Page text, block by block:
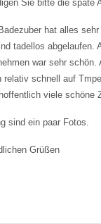
Sie bitte die späte
hat alles
tadellos abgelaufen.
war sehr
relativ schnell auf
viele schöne
sind ein paar Fotos.
Grüßen